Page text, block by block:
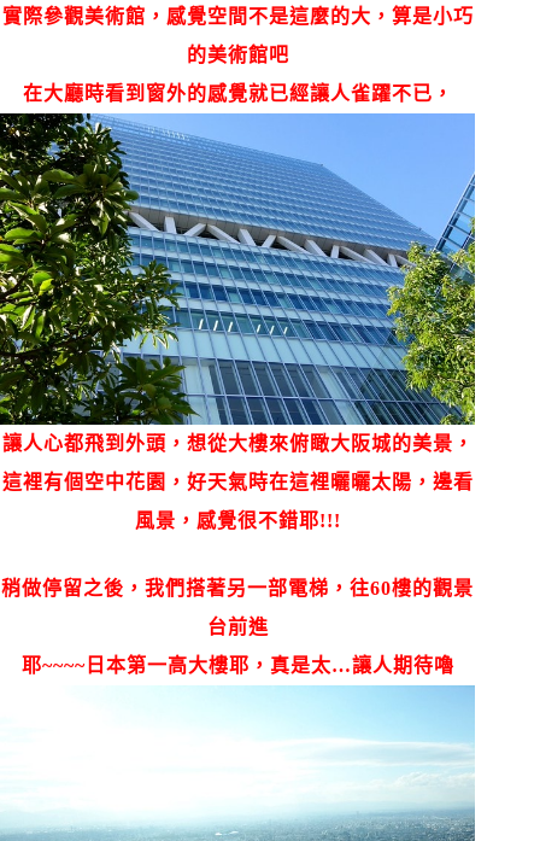
實際參觀美術館，感覺空間不是這麼的大，算是小巧
的美術館吧
在大廳時看到窗外的感覺就已經讓人雀躍不已，
讓人心都飛到外頭， 想從大樓來俯瞰大阪城的美景，
這裡有個空中花園，好天氣時在這裡曬曬太陽，邊看
風景，感覺很不錯耶!!!
稍做停留之後，我們搭著另一部電梯，往60樓的觀景
台前進
耶~~~~日本第一高大樓耶，真是太…讓人期待嚕